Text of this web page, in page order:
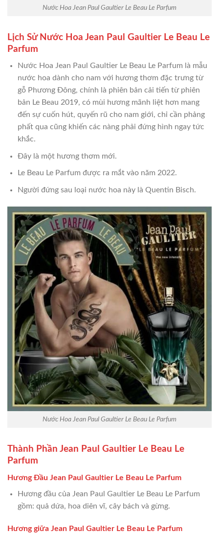
Nước Hoa Jean Paul Gaultier Le Beau Le Parfum
Lịch Sử Nước Hoa Jean Paul Gaultier Le Beau Le
Parfum
Nước Hoa Jean Paul Gaultier Le Beau Le Parfum là mẫu
nước hoa dành cho nam với hương thơm đặc trưng từ
gỗ Phương Đông, chính là phiên bản cải tiến từ phiên
bản Le Beau 2019, có mùi hương mãnh liệt hơn mang
đến sự cuốn hút, quyến rũ cho nam giới, chỉ cần phảng
phất qua cũng khiến các nàng phải đứng hình ngay tức
khắc.
Đây là một hương thơm mới.
Le Beau Le Parfum được ra mắt vào năm 2022.
Người đứng sau loại nước hoa này là Quentin Bisch.
Nước Hoa Jean Paul Gaultier Le Beau Le Parfum
Thành Phần Jean Paul Gaultier Le Beau Le
Parfum
Hương Đầu Jean Paul Gaultier Le Beau Le Parfum
Hương đầu của Jean Paul Gaultier Le Beau Le Parfum
gồm: quả dứa, hoa diên vĩ, cây bách và gừng.
Hương giữa Jean Paul Gaultier Le Beau Le Parfum